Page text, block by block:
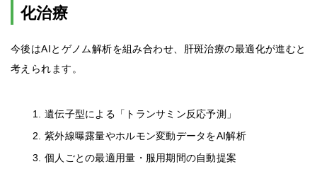
化治療
今後はAIとゲノム解析を組み合わせ、肝斑治療の最適化が進むと
考えられます。
遺伝子型による「トランサミン反応予測」
紫外線曝露量やホルモン変動データをAI解析
個人ごとの最適用量・服用期間の自動提案